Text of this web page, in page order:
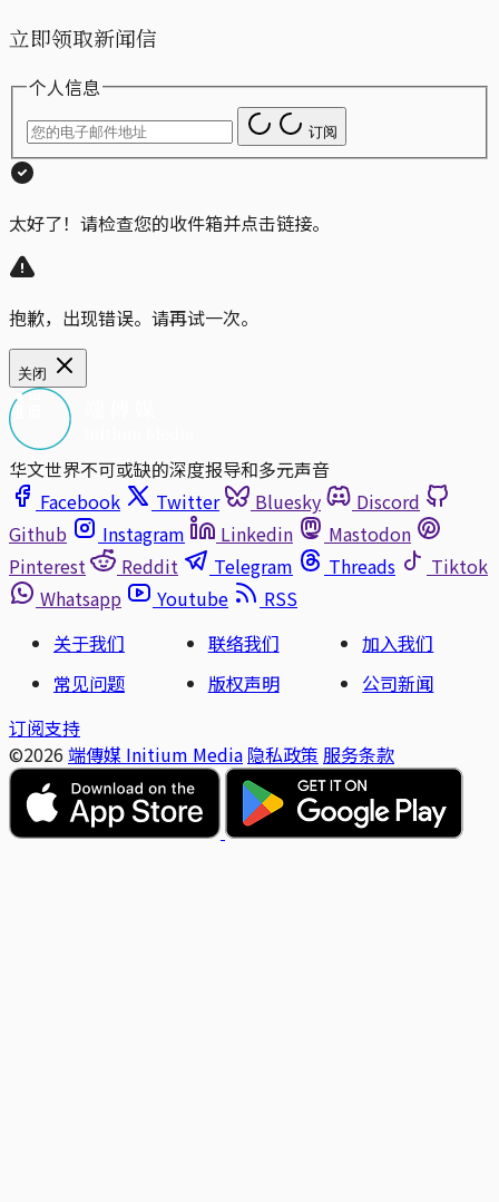
立即领取新闻信
个人信息
订阅
太好了！请检查您的收件箱并点击链接。
抱歉，出现错误。请再试一次。
关闭
华文世界不可或缺的深度报导和多元声音
Facebook
Twitter Bluesky
Discord
Github
Instagram Linkedin
Mastodon
Pinterest
Reddit Telegram Threads
Tiktok
Whatsapp
Youtube
RSS
关于我们
联络我们
加入我们
常见问题
版权声明
公司新闻
订阅支持
©2026 端傳媒 Initium Media 隐私政策 服务条款